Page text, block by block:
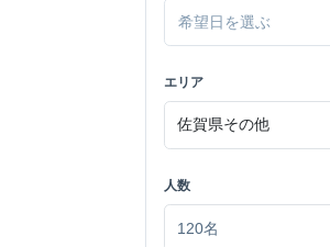
エリア
人数